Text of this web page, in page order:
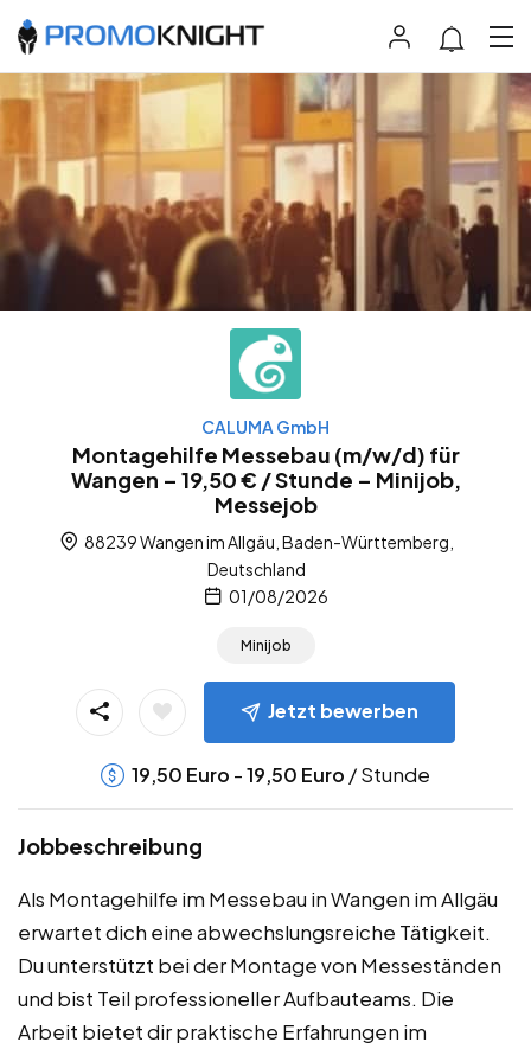
CALUMA GmbH
Montagehilfe Messebau (m/w/d) für
Wangen – 19,50 € / Stunde – Minijob,
Messejob
88239 Wangen im Allgäu, Baden-Württemberg,
Deutschland
01/08/2026
Minijob
Jetzt bewerben
19,50 Euro -19,50 Euro / Stunde
Jobbeschreibung
Als Montagehilfe im Messebau in Wangen im Allgäu
erwartet dich eine abwechslungsreiche Tätigkeit.
Du unterstützt bei der Montage von Messeständen
und bist Teil professioneller Aufbauteams. Die
Arbeit bietet dir praktische Erfahrungen im